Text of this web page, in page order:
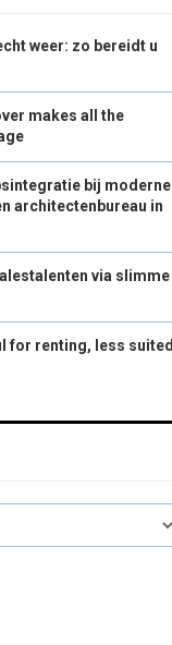
weer: zo bereidt u
makes all the
bij moderne
architectenbureau in
via slimme
for renting, less suited